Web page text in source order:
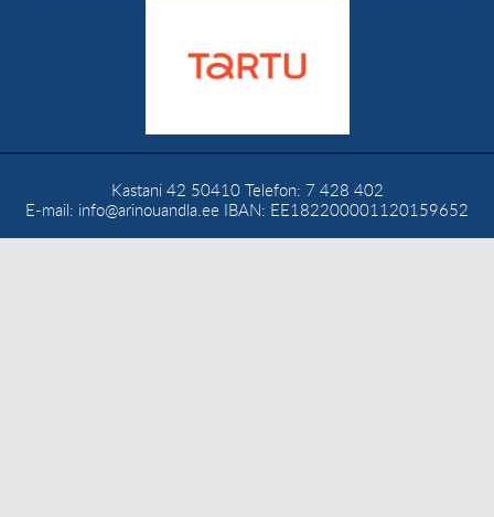
Kastani 42 50410 Telefon: 7 428 402
E-mail: info@arinouandla.ee IBAN: EE182200001120159652